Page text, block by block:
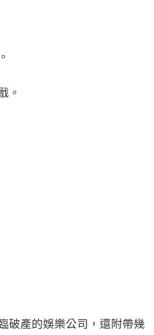
。
破產的娛樂公司，還附帶幾